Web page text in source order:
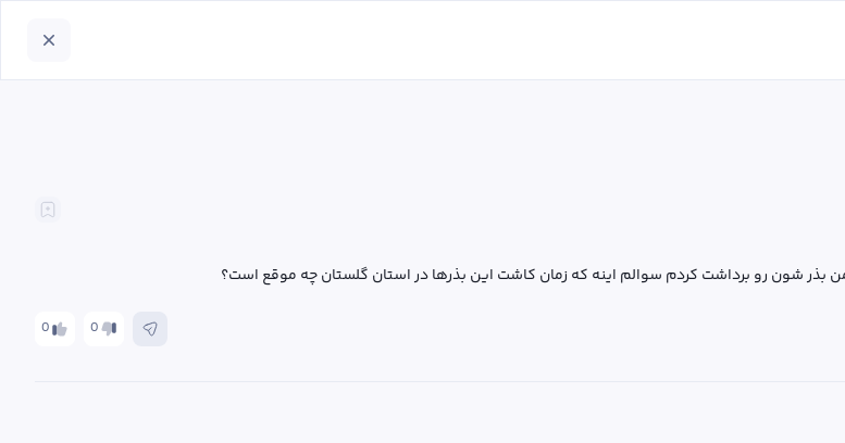
بذر شون رو برداشت کردم سوالم اینه که زمان کاشت این بذرها در استان گلستان چه موقع است؟
0 0